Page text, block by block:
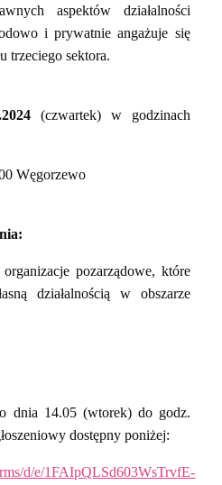
aspektów działalności
i prywatnie angażuje się
trzeciego sektora.
(czwartek) w godzinach
Węgorzewo
pozarządowe, które
działalnością w obszarze
dnia 14.05 (wtorek) do godz.
dostępny poniżej:
d/e/1FAIpQLSd603WsTrvfE-